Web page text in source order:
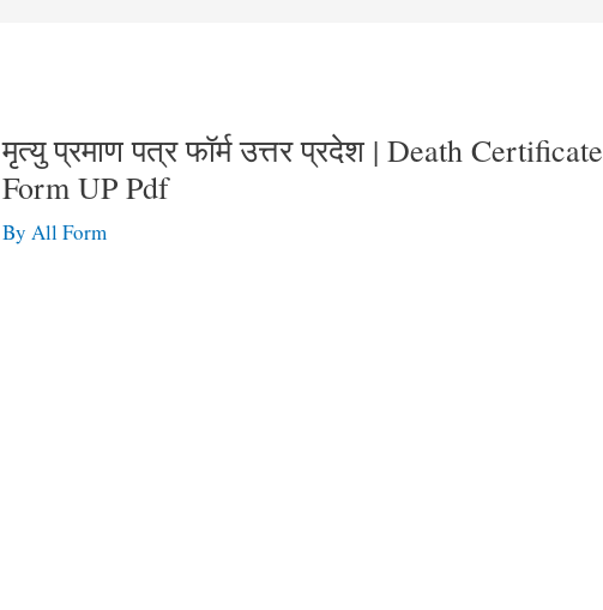
मृत्यु प्रमाण पत्र फॉर्म उत्तर प्रदेश | Death Certificate
Form UP Pdf
By All Form